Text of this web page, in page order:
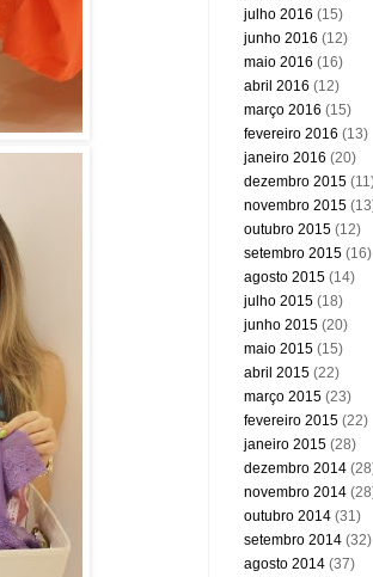
julho 2016 (15)
junho 2016 (12)
maio 2016 (16)
abril 2016 (12)
março 2016 (15)
fevereiro 2016 (13)
janeiro 2016 (20)
dezembro 2015
novembro 2015
outubro 2015 (12)
setembro 2015 (16)
agosto 2015 (14)
julho 2015 (18)
junho 2015 (20)
maio 2015 (15)
abril 2015 (22)
março 2015 (23)
fevereiro 2015 (22)
janeiro 2015 (28)
dezembro 2014
novembro 2014
outubro 2014 (31)
setembro 2014 (32)
agosto 2014 (37)